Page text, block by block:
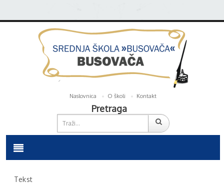
Naslovnica O školi Kontakt
Pretraga
Tekst